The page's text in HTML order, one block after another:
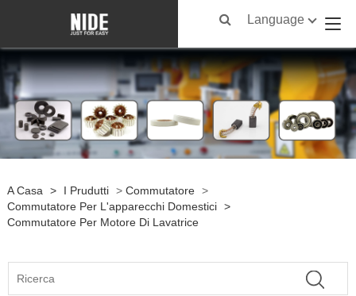
Language
A Casa > I Prudutti > Commutatore >
Commutatore Per L'apparecchi Domestici >
Commutatore Per Motore Di Lavatrice